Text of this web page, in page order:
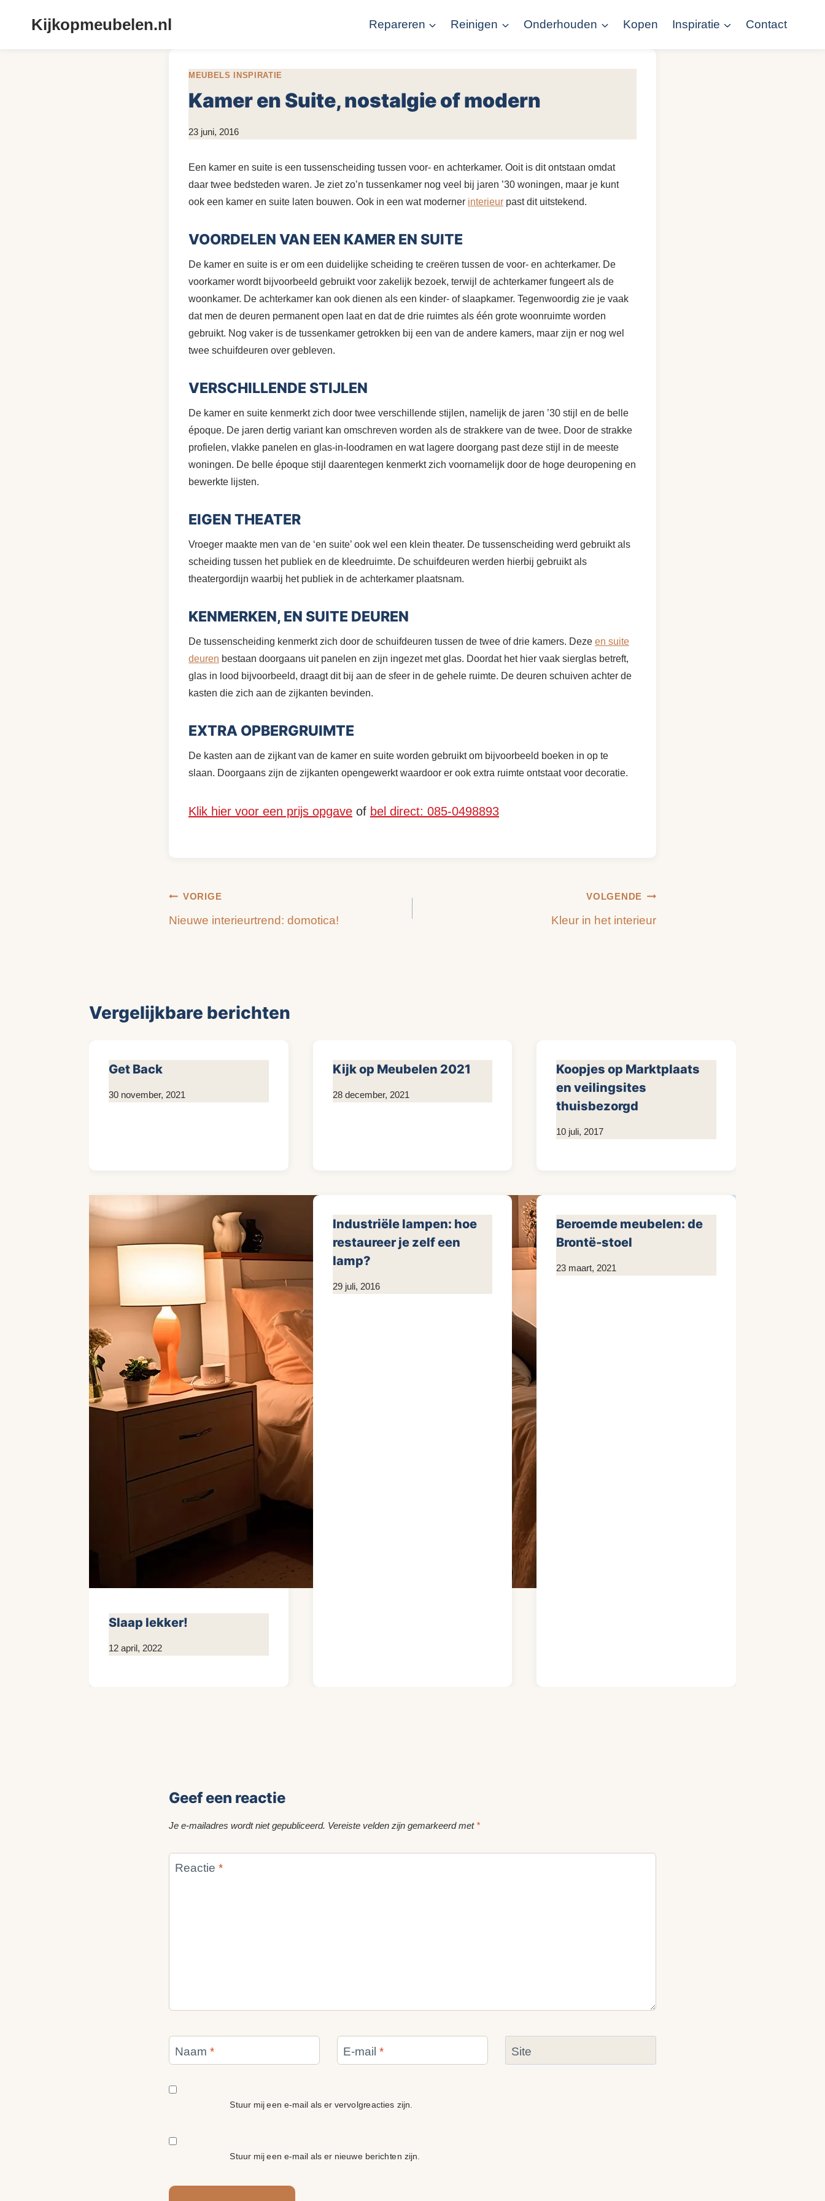
Kijkopmeubelen.nl Repareren Reinigen Onderhouden Kopen Inspiratie Contact
MEUBELS INSPIRATIE
Kamer en Suite, nostalgie of modern
Door
23 juni, 2016
Een kamer en suite is een tussenscheiding tussen voor- en achterkamer. Ooit is dit ontstaan omdat
daar twee bedsteden waren. Je ziet zo’n tussenkamer nog veel bij jaren ’30 woningen, maar je kunt
ook een kamer en suite laten bouwen. Ook in een wat moderner interieur past dit uitstekend.
VOORDELEN VAN EEN KAMER EN SUITE
De kamer en suite is er om een duidelijke scheiding te creëren tussen de voor- en achterkamer. De
voorkamer wordt bijvoorbeeld gebruikt voor zakelijk bezoek, terwijl de achterkamer fungeert als de
woonkamer. De achterkamer kan ook dienen als een kinder- of slaapkamer. Tegenwoordig zie je vaak
dat men de deuren permanent open laat en dat de drie ruimtes als één grote woonruimte worden
gebruikt. Nog vaker is de tussenkamer getrokken bij een van de andere kamers, maar zijn er nog wel
twee schuifdeuren over gebleven.
VERSCHILLENDE STIJLEN
De kamer en suite kenmerkt zich door twee verschillende stijlen, namelijk de jaren ’30 stijl en de belle
époque. De jaren dertig variant kan omschreven worden als de strakkere van de twee. Door de strakke
profielen, vlakke panelen en glas-in-loodramen en wat lagere doorgang past deze stijl in de meeste
woningen. De belle époque stijl daarentegen kenmerkt zich voornamelijk door de hoge deuropening en
bewerkte lijsten.
EIGEN THEATER
Vroeger maakte men van de ‘en suite’ ook wel een klein theater. De tussenscheiding werd gebruikt als
scheiding tussen het publiek en de kleedruimte. De schuifdeuren werden hierbij gebruikt als
theatergordijn waarbij het publiek in de achterkamer plaatsnam.
KENMERKEN, EN SUITE DEUREN
De tussenscheiding kenmerkt zich door de schuifdeuren tussen de twee of drie kamers. Deze en suite
deuren bestaan doorgaans uit panelen en zijn ingezet met glas. Doordat het hier vaak sierglas betreft,
glas in lood bijvoorbeeld, draagt dit bij aan de sfeer in de gehele ruimte. De deuren schuiven achter de
kasten die zich aan de zijkanten bevinden.
EXTRA OPBERGRUIMTE
De kasten aan de zijkant van de kamer en suite worden gebruikt om bijvoorbeeld boeken in op te
slaan. Doorgaans zijn de zijkanten opengewerkt waardoor er ook extra ruimte ontstaat voor decoratie.
Klik hier voor een prijs opgave of bel direct: 085-0498893
Bericht
navigatie
VORIGE
Nieuwe interieurtrend: domotica!
VOLGENDE
Kleur in het interieur
Vergelijkbare berichten
Get Back
Door
30 november, 2021
Kijk op Meubelen 2021
Door
28 december, 2021
Koopjes op Marktplaats
en veilingsites
thuisbezorgd
Door
10 juli, 2017
Slaap lekker!
Door
12 april, 2022
Industriële lampen: hoe
restaureer je zelf een
lamp?
Door
29 juli, 2016
Beroemde meubelen: de
Brontë-stoel
Door
23 maart, 2021
Geef een reactie
Je e-mailadres wordt niet gepubliceerd. Vereiste velden zijn gemarkeerd met *
Reactie *
Naam * E-mail * Site
Stuur mij een e-mail als er vervolgreacties zijn.
Stuur mij een e-mail als er nieuwe berichten zijn.